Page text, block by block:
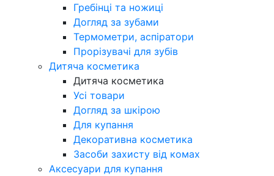
Гребінці та ножиці
Догляд за зубами
Термометри, аспіратори
Прорізувачі для зубів
Дитяча косметика
Дитяча косметика
Усі товари
Догляд за шкірою
Для купання
Декоративна косметика
Засоби захисту від комах
Аксесуари для купання